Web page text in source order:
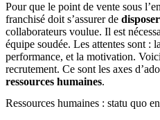
Pour que le point de vente sous
franchisé doit s’assurer de
collaborateurs voulue. Il est
équipe soudée. Les attentes sont :
performance, et la motivation.
recrutement. Ce sont les axes
ressources humaines.
Ressources humaines : statu quo